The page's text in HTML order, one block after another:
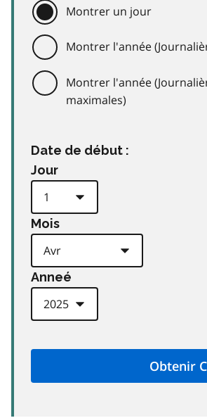
Montrer un jour
Montrer l'année
Montrer l'année
maximales)
Date de début :
Jour
Mois
Anneé